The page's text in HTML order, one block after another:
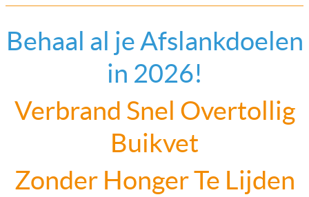
Behaal al je Afslankdoelen
in 2026!
Verbrand Snel Overtollig
Buikvet
Zonder Honger Te Lijden